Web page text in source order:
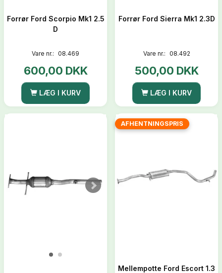
Forrør Ford Scorpio Mk1 2.5
D
Vare nr.: 08.469
600,00 DKK
LÆG I KURV
Forrør Ford Sierra Mk1 2.3D
Vare nr.: 08.492
500,00 DKK
LÆG I KURV
AFHENTNINGSPRIS
Mellempotte Ford Escort 1.3